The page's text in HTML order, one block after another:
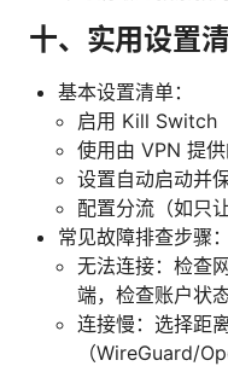
十、实用设置
基本设置清单：
启用 Kill Switch
使用由 VPN 提
设置自动启动并
配置分流（如只
常见故障排查步骤：
无法连接：检查
端，检查账户状
连接慢：选择距
（WireGuard/